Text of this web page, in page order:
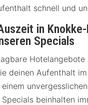
schnell und
in
Specials
Hotelangebote
deinen Aufenthalt
beinhalten